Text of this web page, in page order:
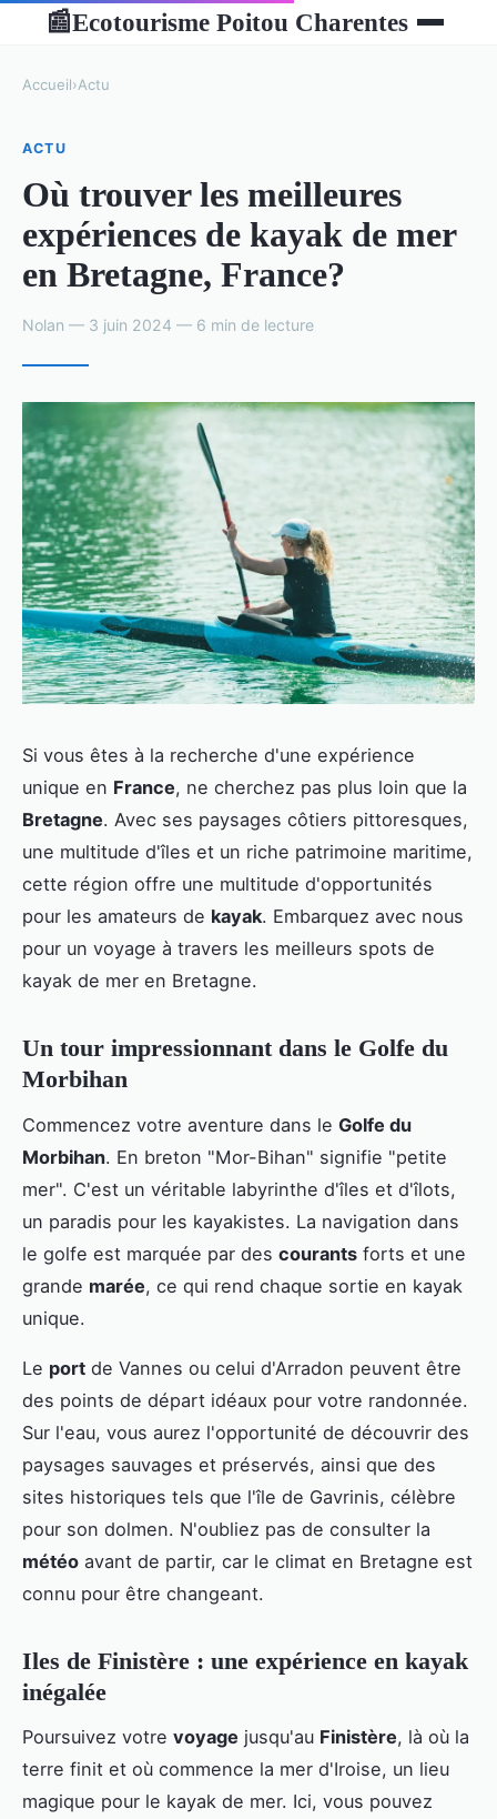
📰Ecotourisme Poitou Charentes
Accueil›Actu
ACTU
Où trouver les meilleures
expériences de kayak de mer
en Bretagne, France?
Nolan — 3 juin 2024 — 6 min de lecture
Si vous êtes à la recherche d'une expérience
unique en France, ne cherchez pas plus loin que la
Bretagne. Avec ses paysages côtiers pittoresques,
une multitude d'îles et un riche patrimoine maritime,
cette région offre une multitude d'opportunités
pour les amateurs de kayak. Embarquez avec nous
pour un voyage à travers les meilleurs spots de
kayak de mer en Bretagne.
Un tour impressionnant dans le Golfe du
Morbihan
Commencez votre aventure dans le Golfe du
Morbihan. En breton "Mor-Bihan" signifie "petite
mer". C'est un véritable labyrinthe d'îles et d'îlots,
un paradis pour les kayakistes. La navigation dans
le golfe est marquée par des courants forts et une
grande marée, ce qui rend chaque sortie en kayak
unique.
Le port de Vannes ou celui d'Arradon peuvent être
des points de départ idéaux pour votre randonnée.
Sur l'eau, vous aurez l'opportunité de découvrir des
paysages sauvages et préservés, ainsi que des
sites historiques tels que l'île de Gavrinis, célèbre
pour son dolmen. N'oubliez pas de consulter la
météo avant de partir, car le climat en Bretagne est
connu pour être changeant.
Iles de Finistère : une expérience en kayak
inégalée
Poursuivez votre voyage jusqu'au Finistère, là où la
terre finit et où commence la mer d'Iroise, un lieu
magique pour le kayak de mer. Ici, vous pouvez